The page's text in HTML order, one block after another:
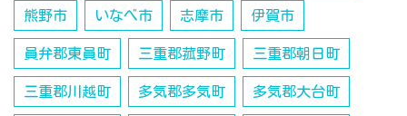
熊野市 いなべ市 志摩市 伊賀市
員弁郡東員町 三重郡菰野町 三重郡朝日町
三重郡川越町 多気郡多気町 多気郡大台町